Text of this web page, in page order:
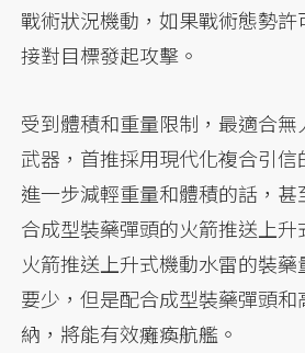
戰術狀況機動，如果戰術態勢許
接對目標發起攻擊。
受到體積和重量限制，最適合
武器，首推採用現代化複合引
進一步減輕重量和體積的話，
合成型裝藥彈頭的火箭推送上
火箭推送上升式機動水雷的裝
要少，但是配合成型裝藥彈頭
納，將能有效癱瘓航艦。